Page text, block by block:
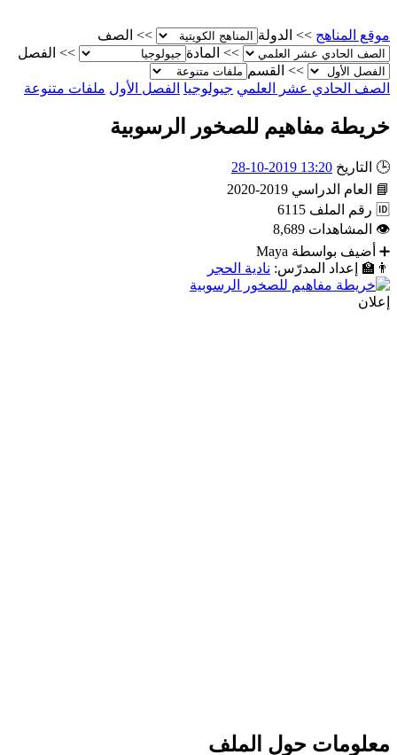
موقع المناهج >> الدولة >>
الصف
>>
المادة >>
الفصل
>>
القسم
الصف الحادي عشر العلمي جيولوجيا الفصل الأول ملفات متنوعة
خريطة مفاهيم للصخور الرسوبية
🕒 التاريخ 13:20 2019-10-28
📘
العام الدراسي 2019-2020
🆔 رقم الملف 6115
👁
المشاهدات 8,689
➕
أضيف بواسطة Maya
👨‍🏫
إعداد المدرّس: نادية الحجر
إعلان
معلومات حول الملف